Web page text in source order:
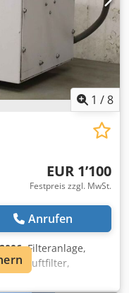
1 /8
EUR 1’100
Festpreis zzgl. MwSt.
Anrufen
2006, Filteranlage,
Luftfilter,